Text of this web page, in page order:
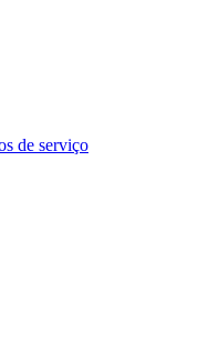
de serviço